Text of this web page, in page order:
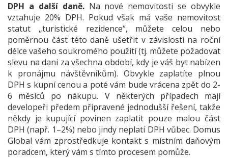
DPH a další daně.Na nové nemovitosti se obvykle
vztahuje 20% DPH. Pokud však má vaše nemovitost
statut „turistické rezidence“, můžete celou nebo
poměrnou část této daně ušetřit v závislosti na roční
délce vašeho soukromého použití (tj. můžete požadovat
slevu na dani za všechna období, kdy je váš byt nabízen
k pronájmu návštěvníkům). Obvykle zaplatíte plnou
DPH s kupní cenou a poté vám bude vrácena zpět do 2-
6 měsíců po nákupu. V některých případech mají
developeři předem připravené jednodušší řešení, takže
někdy je kupující povinen zaplatit pouze malou část
DPH (např. 1–2%) nebo jindy neplatí DPH vůbec. Domus
Global vám zprostředkuje kontakt s místním daňovým
poradcem, který vám s tímto procesem pomůže.